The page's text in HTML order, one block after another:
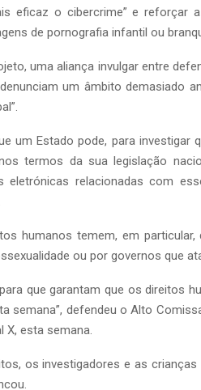
eficaz o cibercrime” e reforçar
de pornografia infantil ou
uma aliança invulgar entre
um âmbito demasiado
um Estado pode, para investigar
termos da sua legislação
eletrónicas relacionadas com
humanos temem, em
ou por governos que
que garantam que os direitos
semana”, defendeu o Alto
X, esta semana.
os investigadores e as